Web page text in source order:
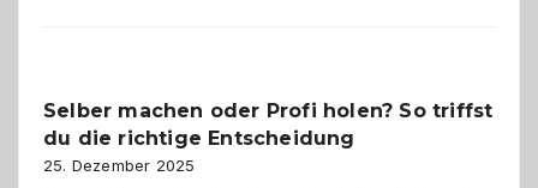
Herausforderungen
und
Zukunft
Selber machen oder Profi holen? So triffst
du die richtige Entscheidung
25. Dezember 2025